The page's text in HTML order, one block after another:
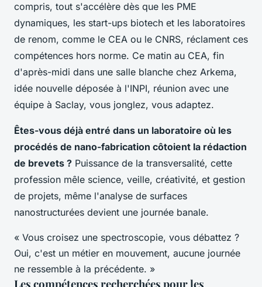
compris, tout s'accélère dès que les PME
dynamiques, les start-ups biotech et les laboratoires
de renom, comme le CEA ou le CNRS, réclament ces
compétences hors norme. Ce matin au CEA, fin
d'après-midi dans une salle blanche chez Arkema,
idée nouvelle déposée à l'INPI, réunion avec une
équipe à Saclay, vous jonglez, vous adaptez.
Êtes-vous déjà entré dans un laboratoire où les
procédés de nano-fabrication côtoient la rédaction
de brevets ? Puissance de la transversalité, cette
profession mêle science, veille, créativité, et gestion
de projets, même l'analyse de surfaces
nanostructurées devient une journée banale.
« Vous croisez une spectroscopie, vous débattez ?
Oui, c'est un métier en mouvement, aucune journée
ne ressemble à la précédente. »
Les compétences recherchées pour les